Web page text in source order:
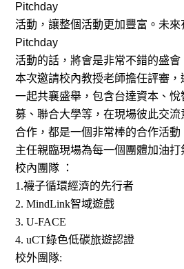
Pitchday
活動，讓整個活動更加豐富。未
Pitchday
活動的話，將會是非常不錯的盛會
本次邀請校內教授老師擔任評審
一起共襄盛舉，包含台達資本、
募、聯合大學等，在現場彼此交
合作，都是一個非常棒的合作活
主任親臨現場為每一個團體加油打
校內團隊 ：
1.襪子循環經濟的先行者
2. MindLink智域遊戲
3. U-FACE
4. uCT綠色低碳旅遊認證
校外團隊: